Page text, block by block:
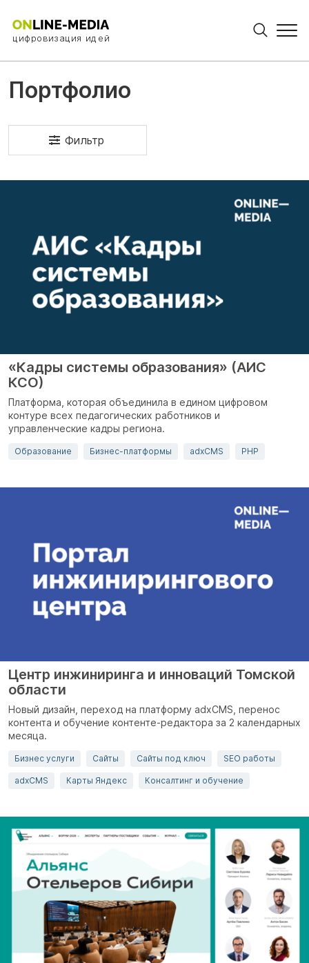
цифровизация идей
Портфолио
Фильтр
«Кадры системы образования» (АИС
КСО)
Платформа, которая объединила в едином цифровом
контуре всех педагогических работников и
управленческие кадры региона.
Образование Бизнес-платформы adxCMS PHP
Центр инжиниринга и инноваций Томской
области
Новый дизайн, переход на платформу adxCMS, перенос
контента и обучение контенте-редактора за 2 календарных
месяца.
Бизнес услуги Сайты Сайты под ключ SEO работы
adxCMS Карты Яндекс Консалтинг и обучение